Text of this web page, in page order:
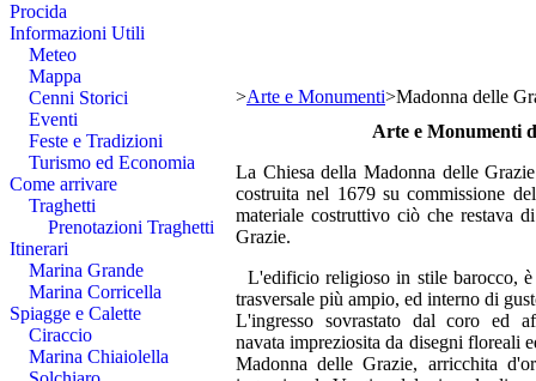
Procida
Informazioni Utili
Meteo
Mappa
Cenni Storici
Eventi
Feste e Tradizioni
Turismo ed Economia
Come arrivare
Traghetti
Prenotazioni Traghetti
Itinerari
Marina Grande
Marina Corricella
Spiagge e Calette
Ciraccio
Marina Chiaiolella
>Arte e Monumenti>Madonna delle
Arte e Monumenti
La Chiesa della Madonna delle
costruita nel 1679 su commissione
materiale costruttivo ciò che restava
Grazie.
L'edificio religioso in stile barocco,
trasversale più ampio, ed interno di
L'ingresso sovrastato dal coro ed
navata impreziosita da disegni floreali
Madonna delle Grazie, arricchita